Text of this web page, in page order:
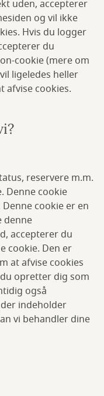
uden, accepterer
og vil ikke
Hvis du logger
du
cookie (mere om
ligeledes heller
afvise cookies.
reservere m.m.
Denne cookie
cookie er en
denne
accepterer du
cookie. Den er
at afvise cookies
opretter dig som
også
indeholder
vi behandler dine